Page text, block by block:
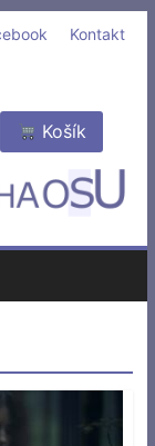
Kontakt
Košík